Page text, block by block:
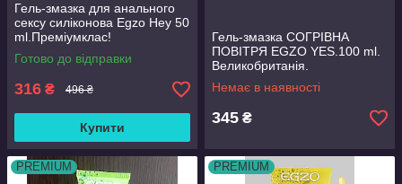
Гель-змазка для анального
сексу силіконова Egzo Hey 50
ml.Преміумклас!
Готово до відправки
316 ₴ 496 ₴
Купити
Гель-змазка СОГРІВНА
ПОВІТРЯ EGZO YES.100 ml.
Великобританія.
Преміумклас!
Немає в наявності
345 ₴
PREMIUM PREMIUM